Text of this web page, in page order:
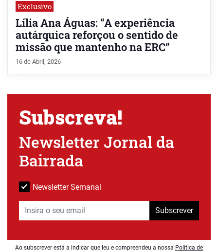
Exclusivo
Lília Ana Águas: “A experiência
autárquica reforçou o sentido de
missão que mantenho na ERC”
16 de Abril, 2026
Subscreva!
Newsletter Jornal da
Bairrada
Newsletter Semanal
Subscrever
Ao subscrever está a indicar que leu e compreendeu a nossa Política de